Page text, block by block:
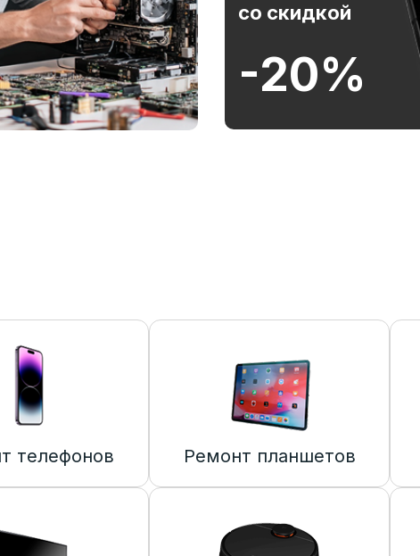
со скидкой
-20%
телефонов Ремонт планшетов